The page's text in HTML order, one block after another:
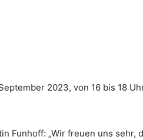
2023, von 16 bis 18
Funhoff: „Wir freuen uns sehr,